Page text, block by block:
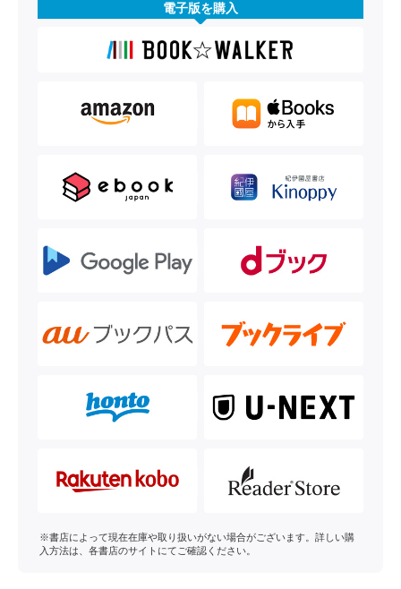
電子版を購入
※書店によって現在在庫や取り扱いがない場合がございます。詳しい購
入方法は、各書店のサイトにてご確認ください。